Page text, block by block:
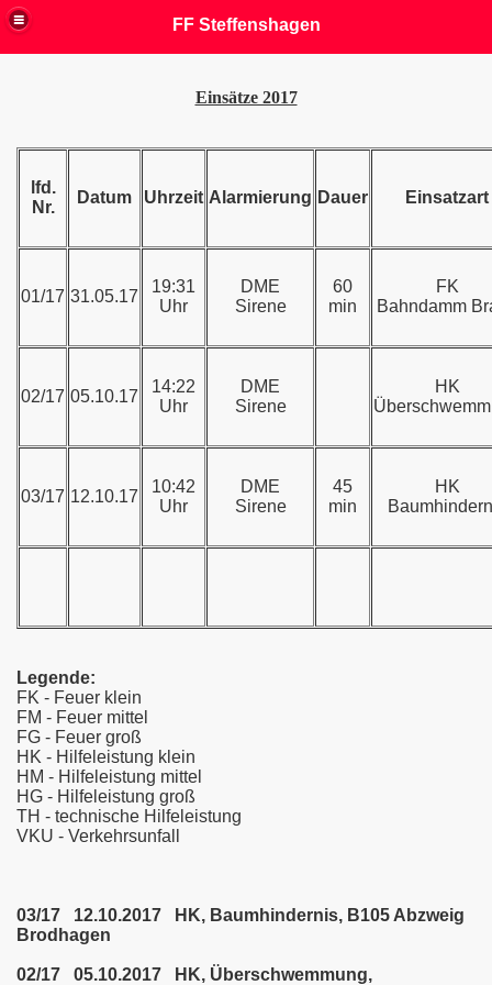
FF Steffenshagen
Einsätze 2017
lfd.
Nr.
Datum Uhrzeit Alarmierung Dauer Einsatzart
01/17 31.05.17
19:31
Uhr
DME
Sirene
60
min
FK
Bahndamm
02/17 05.10.17
14:22
Uhr
DME
Sirene
HK
03/17 12.10.17
10:42
Uhr
DME
Sirene
45
min
HK
Legende:
FK - Feuer klein
FM - Feuer mittel
FG - Feuer groß
HK - Hilfeleistung klein
HM - Hilfeleistung mittel
HG - Hilfeleistung groß
TH - technische Hilfeleistung
VKU - Verkehrsunfall
03/17 12.10.2017 HK, Baumhindernis, B105 Abzweig
Brodhagen
02/17 05.10.2017 HK, Überschwemmung,